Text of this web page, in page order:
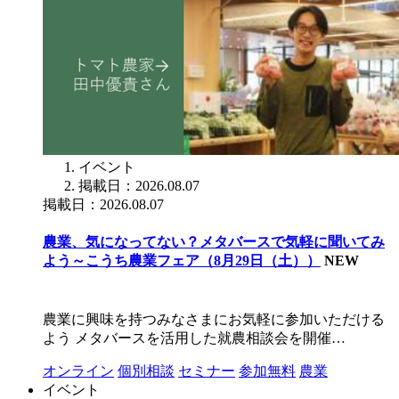
イベント
掲載日：2026.08.07
掲載日：2026.08.07
農業、気になってない？メタバースで気軽に聞いてみ
よう～こうち農業フェア（8月29日（土））
NEW
農業に興味を持つみなさまにお気軽に参加いただける
よう メタバースを活用した就農相談会を開催…
オンライン 個別相談 セミナー 参加無料 農業
イベント